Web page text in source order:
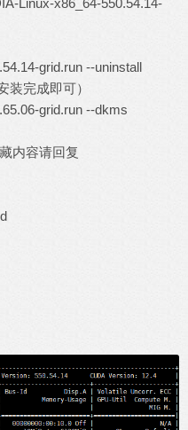
Linux-x86_64-550.54.14-
grid.run --uninstall
装完成即可）
grid.run --dkms
内容请回复